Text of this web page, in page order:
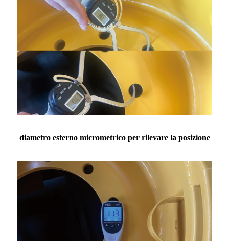
diametro esterno micrometrico per rilevare la posizione